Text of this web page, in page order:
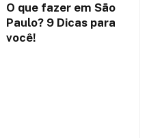
O que fazer em São
Paulo? 9 Dicas para
você!